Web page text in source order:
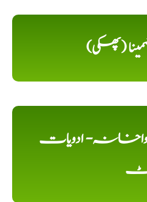
(پھکی)
دواخانہ- ادویات